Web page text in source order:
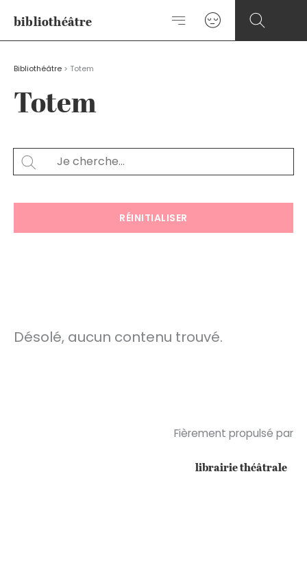
contenu
bibliothéâtre
Bibliothéâtre > Totem
Totem
SEARCH
Rechercher
RÉINITIALISER
Désolé, aucun contenu trouvé.
Fièrement propulsé par
librairie théâtrale